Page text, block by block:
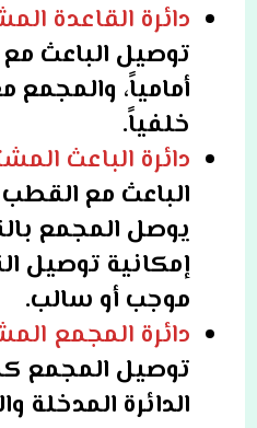
دائرة القاعدة
توصيل الباعث مع
أمامياً، والمجمع
خلفياً.
دائرة الباعث
الباعث مع القطب
يوصل المجمع
إمكانية توصيل
موجب أو سالب.
دائرة المجمع
توصيل المجمع
الدائرة المدخلة